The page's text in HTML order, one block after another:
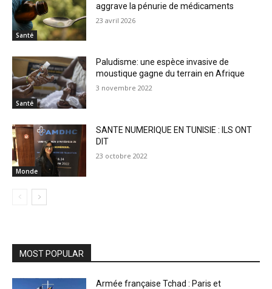
Santé
aggrave la pénurie de médicaments
23 avril 2026
Santé
Paludisme: une espèce invasive de
moustique gagne du terrain en Afrique
3 novembre 2022
Monde
SANTE NUMERIQUE EN TUNISIE : ILS ONT
DIT
23 octobre 2022
MOST POPULAR
Armée française Tchad : Paris et